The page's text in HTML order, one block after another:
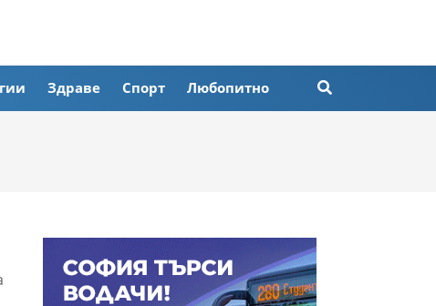
Здраве Спорт Любопитно